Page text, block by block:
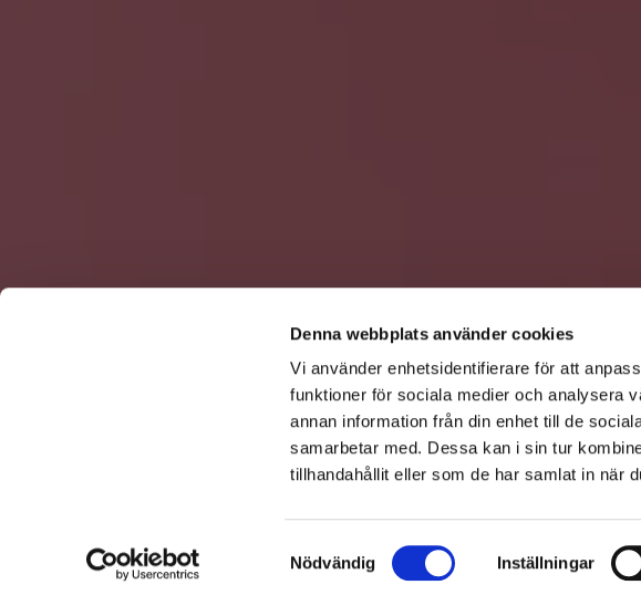
Denna webbplats använder cookies
Vi använder enhetsidentifierare för att
funktioner för sociala medier och analysera
annan information från din enhet till de
samarbetar med. Dessa kan i sin tur
tillhandahållit eller som de har samlat in när
Samtyckesval
Nödvändig Inställningar